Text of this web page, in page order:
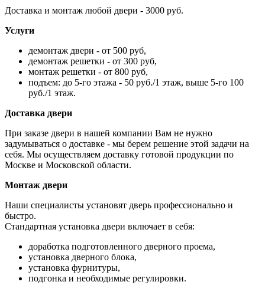
Доставка и монтаж любой двери - 3000 руб.
Услуги
демонтаж двери - от 500 руб,
демонтаж решетки - от 300 руб,
монтаж решетки - от 800 руб,
подъем: до 5-го этажа - 50 руб./1 этаж, выше 5-го 100
руб./1 этаж.
Доставка двери
При заказе двери в нашей компании Вам не нужно
задумываться о доставке - мы берем решение этой задачи на
себя. Мы осуществляем доставку готовой продукции по
Москве и Московской области.
Монтаж двери
Наши специалисты установят дверь профессионально и
быстро.
Стандартная установка двери включает в себя:
доработка подготовленного дверного проема,
установка дверного блока,
установка фурнитуры,
подгонка и необходимые регулировки.